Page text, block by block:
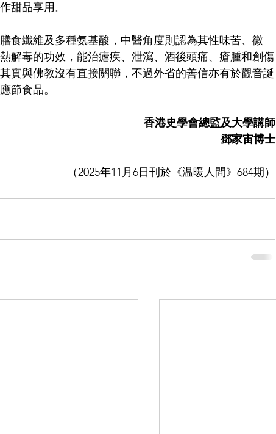
甜品享用。
食纖維及多種氨基酸，中醫角度則認為其性味苦、微
解毒的功效，能治瘧疾、泄瀉、酒後頭痛、瘡腫和創傷
實與佛教沒有直接關聯，不過外省的善信亦有於觀音誕
節食品。
香港史學會總監及大學講師
鄧家宙博士
（2025年11月6日刊於《温暖人間》684期）